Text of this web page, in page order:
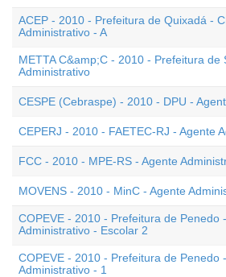
ACEP - 2010 - Prefeitura de Quixadá -
Administrativo - A
METTA C&amp;C - 2010 - Prefeitura de
Administrativo
CESPE (Cebraspe) - 2010 - DPU -
CEPERJ - 2010 - FAETEC-RJ - Agente
FCC - 2010 - MPE-RS - Agente
MOVENS - 2010 - MinC - Agente
COPEVE - 2010 - Prefeitura de Penedo
Administrativo - Escolar 2
COPEVE - 2010 - Prefeitura de Penedo
Administrativo - 1